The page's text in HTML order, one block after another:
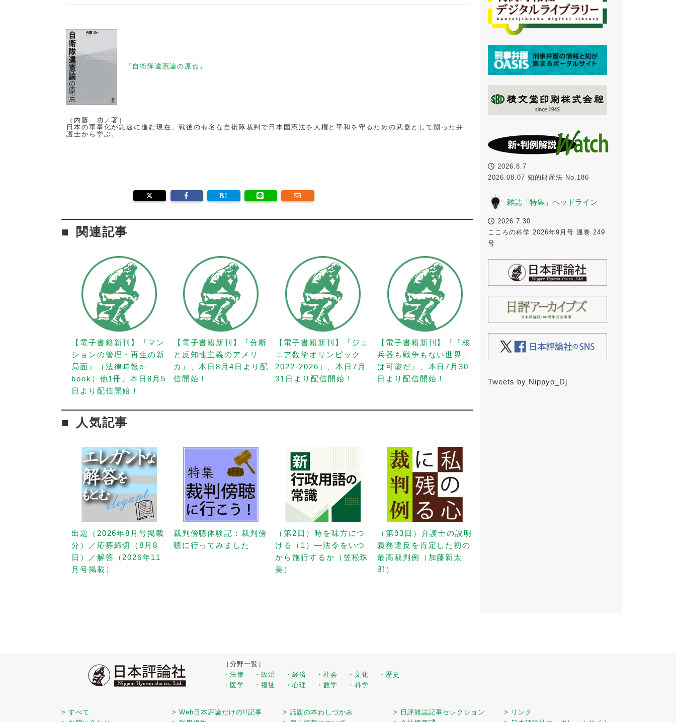
『自衛隊違憲論の原点』
（内藤 功／著）
日本の軍事化が急速に進む現在、戦後の有名な自衛隊裁判で日本国憲法を人権と平和を守るための武器として闘った弁
護士から学ぶ。
関連記事
【電子書籍新刊】『マン
ションの管理・再生の新
局面』（法律時報e-
book）他1冊、本日8月5
日より配信開始！
【電子書籍新刊】『分断
と反知性主義のアメリ
カ』、本日8月4日より配
信開始！
【電子書籍新刊】『ジュ
ニア数学オリンピック
2022-2026』、本日7月
31日より配信開始！
【電子書籍新刊】『「核
兵器も戦争もない世界」
は可能だ』、本日7月30
日より配信開始！
人気記事
出題（2026年8月号掲載
分）／応募締切（8月8
日）／解答（2026年11
月号掲載）
裁判傍聴体験記：裁判傍
聴に行ってみました
（第2回）時を味方につ
ける（1）—法令をいつ
から施行するか（笠松珠
美）
（第93回）弁護士の説明
義務違反を肯定した初の
最高裁判例（加藤新太
郎）
2026.8.7
2026.08.07 知的財産法 No.186
雑誌「特集」ヘッドライン
2026.7.30
こころの科学 2026年9月号 通巻 249
号
Tweets by Nippyo_Dj
［分野一覧］
・法律
・政治 ・経済 ・社会 ・文化
・歴史
・医学
・福祉 ・心理 ・数学 ・科学
> すべて > Web日本評論だけの!!記事 > 話題の本わしづかみ > 日評雑誌記事セレクション
> リンク